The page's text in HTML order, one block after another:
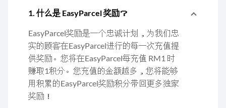
1. 什么是 EasyParcel 奖励？
EasyParcel奖励是一个忠诚计划，为我们忠
实的顾客在EasyParcel进行的每一次充值提
供奖励。您将在EasyParcel每充值 RM1 时
赚取1积分。您充值的金额越多，您将能够
用积累的EasyParcel奖励积分带回更多独家
奖励！